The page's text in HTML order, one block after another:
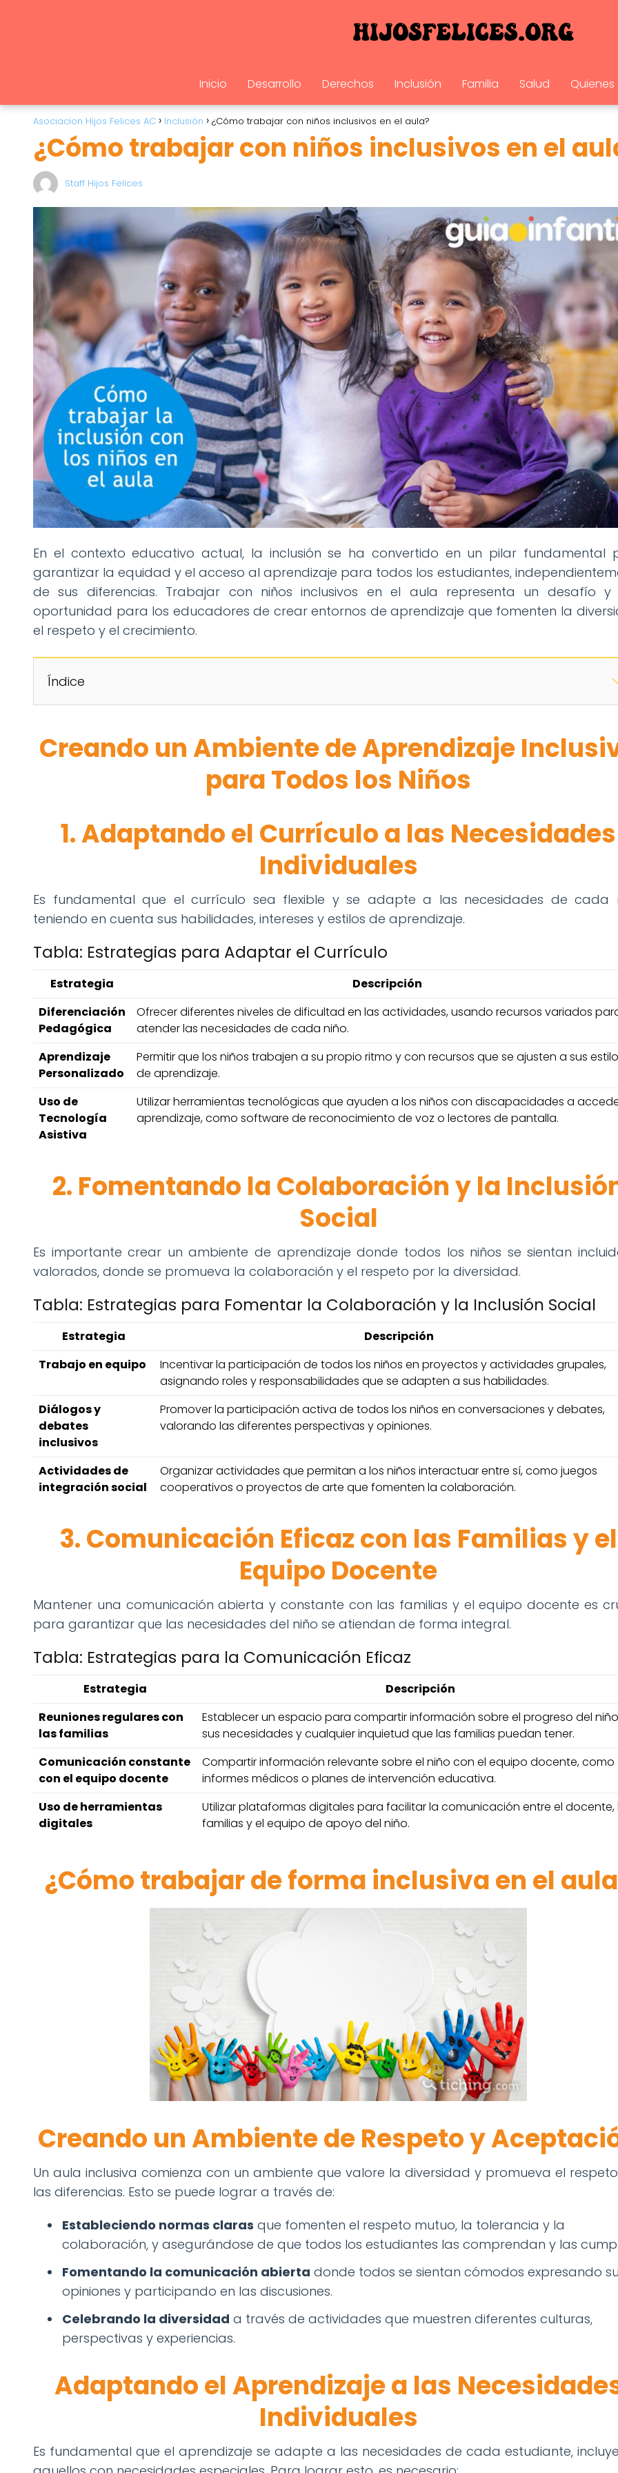
Inicio Desarrollo Derechos Inclusión Familia Salud
Asociacion Hijos Felices AC Inclusión ¿Cómo trabajar con niños inclusivos en el aula?
¿Cómo trabajar con niños inclusivos en el
Staff Hijos Felices
En el contexto educativo actual, la inclusión se ha convertido en un pilar fundamental
garantizar la equidad y el acceso al aprendizaje para todos los estudiantes,
de sus diferencias. Trabajar con niños inclusivos en el aula representa un desafío y
oportunidad para los educadores de crear entornos de aprendizaje que fomenten la
el respeto y el crecimiento.
Índice
Creando un Ambiente de Aprendizaje
para Todos los Niños
1. Adaptando el Currículo a las Necesidades
Individuales
Es fundamental que el currículo sea flexible y se adapte a las necesidades de cada
teniendo en cuenta sus habilidades, intereses y estilos de aprendizaje.
Tabla: Estrategias para Adaptar el Currículo
Estrategia
Descripción
Diferenciación
Pedagógica
Ofrecer diferentes niveles de dificultad en las actividades, usando recursos variados
atender las necesidades de cada niño.
Aprendizaje
Personalizado
Permitir que los niños trabajen a su propio ritmo y con recursos que se ajusten a sus
de aprendizaje.
Uso de
Tecnología
Asistiva
Utilizar herramientas tecnológicas que ayuden a los niños con discapacidades a
aprendizaje, como software de reconocimiento de voz o lectores de pantalla.
2. Fomentando la Colaboración y la
Social
Es importante crear un ambiente de aprendizaje donde todos los niños se sientan
valorados, donde se promueva la colaboración y el respeto por la diversidad.
Tabla: Estrategias para Fomentar la Colaboración y la Inclusión Social
Estrategia
Descripción
Trabajo en equipo
Incentivar la participación de todos los niños en proyectos y actividades grupales,
asignando roles y responsabilidades que se adapten a sus habilidades.
Diálogos y
debates
inclusivos
Promover la participación activa de todos los niños en conversaciones y debates,
valorando las diferentes perspectivas y opiniones.
Actividades de
integración social
Organizar actividades que permitan a los niños interactuar entre sí, como juegos
cooperativos o proyectos de arte que fomenten la colaboración.
3. Comunicación Eficaz con las Familias y el
Equipo Docente
Mantener una comunicación abierta y constante con las familias y el equipo docente es
para garantizar que las necesidades del niño se atiendan de forma integral.
Tabla: Estrategias para la Comunicación Eficaz
Estrategia
Descripción
Reuniones regulares con
las familias
Establecer un espacio para compartir información sobre el progreso del
sus necesidades y cualquier inquietud que las familias puedan tener.
Comunicación constante
con el equipo docente
Compartir información relevante sobre el niño con el equipo docente, como
informes médicos o planes de intervención educativa.
Uso de herramientas
digitales
Utilizar plataformas digitales para facilitar la comunicación entre el docente,
familias y el equipo de apoyo del niño.
¿Cómo trabajar de forma inclusiva en el
Creando un Ambiente de Respeto y
Un aula inclusiva comienza con un ambiente que valore la diversidad y promueva el
las diferencias. Esto se puede lograr a través de:
Estableciendo normas claras que fomenten el respeto mutuo, la tolerancia y la
colaboración, y asegurándose de que todos los estudiantes las comprendan y las
Fomentando la comunicación abierta donde todos se sientan cómodos expresando
opiniones y participando en las discusiones.
Celebrando la diversidad a través de actividades que muestren diferentes culturas,
perspectivas y experiencias.
Adaptando el Aprendizaje a las
Individuales
Es fundamental que el aprendizaje se adapte a las necesidades de cada estudiante,